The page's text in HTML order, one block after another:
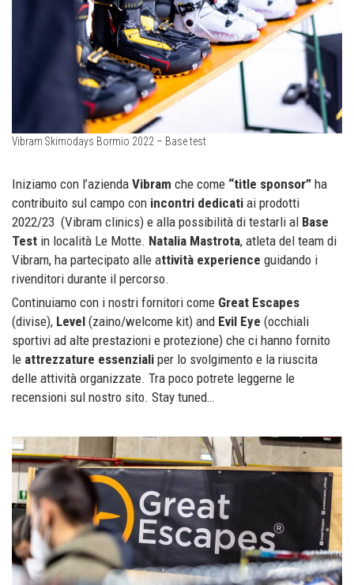
Vibram Skimodays Bormio 2022 – Base test
Iniziamo con l’azienda Vibram che come “title sponsor” ha
contribuito sul campo con incontri dedicati ai prodotti
2022/23 (Vibram clinics) e alla possibilità di testarli al Base
Test in località Le Motte. Natalia Mastrota, atleta del team di
Vibram, ha partecipato alle attività experience guidando i
rivenditori durante il percorso.
Continuiamo con i nostri fornitori come Great Escapes
(divise), Level (zaino/welcome kit) and Evil Eye (occhiali
sportivi ad alte prestazioni e protezione) che ci hanno fornito
le attrezzature essenziali per lo svolgimento e la riuscita
delle attività organizzate. Tra poco potrete leggerne le
recensioni sul nostro sito. Stay tuned…